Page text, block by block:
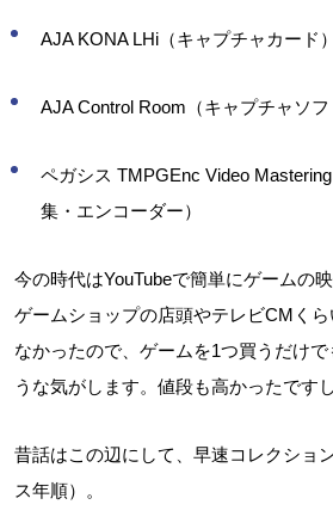
AJA KONA LHi（キャプチャカード）
AJA Control Room（キャプチャソフ
ペガシス TMPGEnc Video
集・エンコーダー）
今の時代はYouTubeで簡単にゲームの
ゲームショップの店頭やテレビCMく
なかったので、ゲームを1つ買うだけ
うな気がします。値段も高かったですし
昔話はこの辺にして、早速コレクショ
ス年順）。